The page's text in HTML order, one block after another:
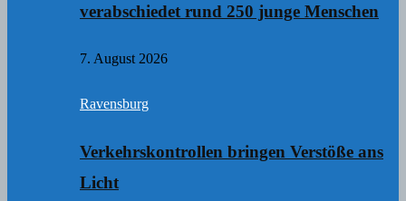
verabschiedet rund 250 junge Menschen
7. August 2026
Ravensburg
Verkehrskontrollen bringen Verstöße ans
Licht